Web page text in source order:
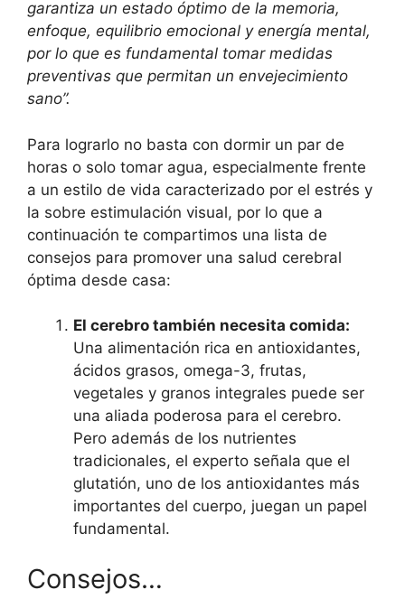
garantiza un estado óptimo de la memoria,
enfoque, equilibrio emocional y energía mental,
por lo que es fundamental tomar medidas
preventivas que permitan un envejecimiento
sano”.
Para lograrlo no basta con dormir un par de
horas o solo tomar agua, especialmente frente
a un estilo de vida caracterizado por el estrés y
la sobre estimulación visual, por lo que a
continuación te compartimos una lista de
consejos para promover una salud cerebral
óptima desde casa:
El cerebro también necesita comida:
Una alimentación rica en antioxidantes,
ácidos grasos, omega-3, frutas,
vegetales y granos integrales puede ser
una aliada poderosa para el cerebro.
Pero además de los nutrientes
tradicionales, el experto señala que el
glutatión, uno de los antioxidantes más
importantes del cuerpo, juegan un papel
fundamental.
Consejos…